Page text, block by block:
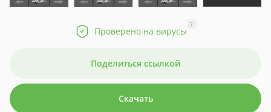
Проверено на вирусы
?
Поделиться ссылкой
Скачать